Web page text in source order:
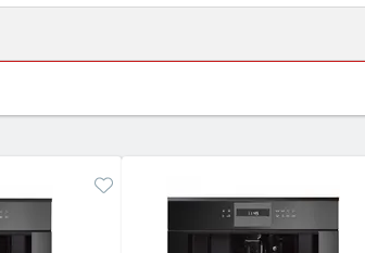
(конвекция, гриль,